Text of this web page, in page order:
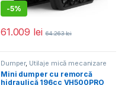
-5%
61.009 lei 64.263lei
Dumper, Utilaje mică mecanizare
Mini dumper cu remorcă
hidraulică 196cc VH500PRO